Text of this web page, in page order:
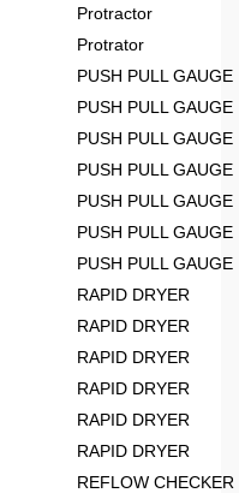
Protractor
Protrator
PUSH PULL GAUGE
PUSH PULL GAUGE
PUSH PULL GAUGE
PUSH PULL GAUGE
PUSH PULL GAUGE
PUSH PULL GAUGE
PUSH PULL GAUGE
RAPID DRYER
RAPID DRYER
RAPID DRYER
RAPID DRYER
RAPID DRYER
RAPID DRYER
REFLOW CHECKER